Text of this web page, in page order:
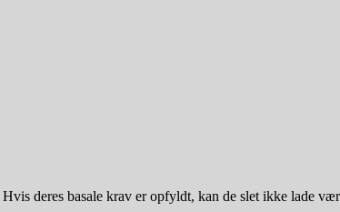
deres basale krav er opfyldt, kan de slet ikke lade